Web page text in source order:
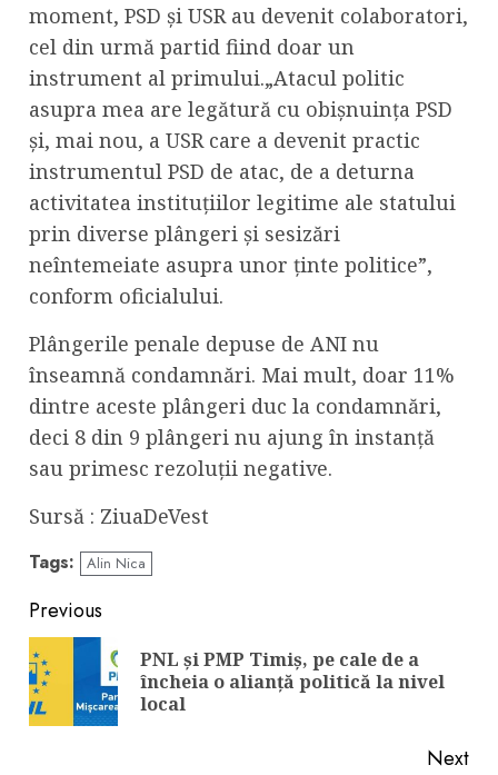
moment, PSD și USR au devenit colaboratori,
cel din urmă partid fiind doar un
instrument al primului.„Atacul politic
asupra mea are legătură cu obișnuința PSD
și, mai nou, a USR care a devenit practic
instrumentul PSD de atac, de a deturna
activitatea instituțiilor legitime ale statului
prin diverse plângeri și sesizări
neîntemeiate asupra unor ținte politice”,
conform oficialului.
Plângerile penale depuse de ANI nu
înseamnă condamnări. Mai mult, doar 11%
dintre aceste plângeri duc la condamnări,
deci 8 din 9 plângeri nu ajung în instanță
sau primesc rezoluții negative.
Sursă : ZiuaDeVest
Tags: Alin Nica
Continue
Reading
Previous
PNL și PMP Timiș, pe cale de a
încheia o alianță politică la nivel
local
Next